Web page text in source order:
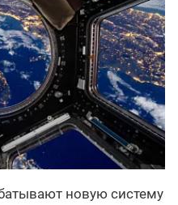
новую систему